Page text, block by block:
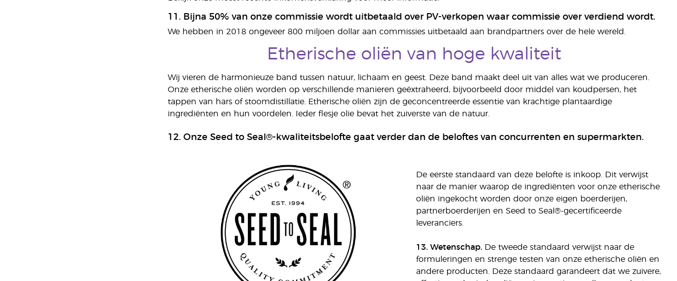
11. Bijna 50% van onze commissie wordt uitbetaald over PV-verkopen waar commissie over verdiend wordt.
We hebben in 2018 ongeveer 800 miljoen dollar aan commissies uitbetaald aan brandpartners over de hele wereld.
Etherische oliën van hoge kwaliteit
Wij vieren de harmonieuze band tussen natuur, lichaam en geest. Deze band maakt deel uit van alles wat we produceren.
Onze etherische oliën worden op verschillende manieren geëxtraheerd, bijvoorbeeld door middel van koudpersen, het
tappen van hars of stoomdistillatie. Etherische oliën zijn de geconcentreerde essentie van krachtige plantaardige
ingrediënten en hun voordelen. Ieder flesje olie bevat het zuiverste van de natuur.
12. Onze Seed to Seal®-kwaliteitsbelofte gaat verder dan de beloftes van concurrenten en supermarkten.
De eerste standaard van deze belofte is inkoop. Dit verwijst
naar de manier waarop de ingrediënten voor onze etherische
oliën ingekocht worden door onze eigen boerderijen,
partnerboerderijen en Seed to Seal®-gecertificeerde
leveranciers.
13. Wetenschap.De tweede standaard verwijst naar de
formuleringen en strenge testen van onze etherische oliën en
andere producten. Deze standaard garandeert dat we zuivere,